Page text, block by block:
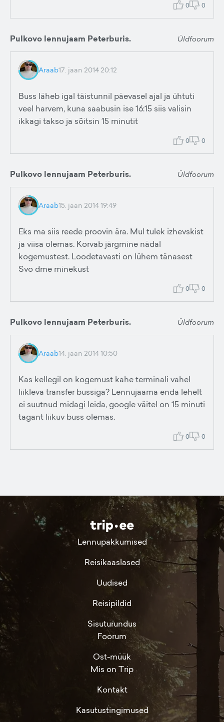
0 0
Pulkovo lennujaam Peterburis. Üldfoorum
Araab17. jaan 2014 20:12
Buss läheb igal täistunnil päevasel ajal ja ühtuti
veel harvem, kuna saabusin ise 16:15 siis valisin
ikkagi takso ja sõitsin 15 minutit
0 0
Pulkovo lennujaam Peterburis. Üldfoorum
Araab15. jaan 2014 19:49
Eks ma siis reede proovin ära. Mul tulek izhevskist
ja viisa olemas. Korvab järgmine nädal
kogemustest. Loodetavasti on lühem tänasest
Svo dme minekust
0 0
Pulkovo lennujaam Peterburis. Üldfoorum
Araab14. jaan 2014 10:50
Kas kellegil on kogemust kahe terminali vahel
liikleva transfer bussiga? Lennujaama enda lehelt
ei suutnud midagi leida, google väitel on 15 minuti
tagant liikuv buss olemas.
0 0
Lennupakkumised
Reisikaaslased
Uudised
Reisipildid
Sisuturundus
Foorum
Ost-müük
Mis on Trip
Kontakt
Kasutustingimused